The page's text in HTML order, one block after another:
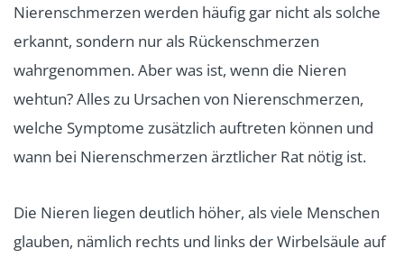
Nierenschmerzen werden häufig gar nicht als solche
erkannt, sondern nur als Rückenschmerzen
wahrgenommen. Aber was ist, wenn die Nieren
wehtun? Alles zu Ursachen von Nierenschmerzen,
welche Symptome zusätzlich auftreten können und
wann bei Nierenschmerzen ärztlicher Rat nötig ist.
Die Nieren liegen deutlich höher, als viele Menschen
glauben, nämlich rechts und links der Wirbelsäule auf